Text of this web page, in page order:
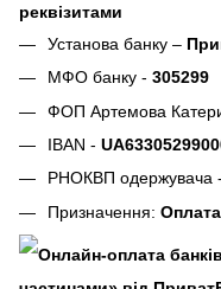
реквізитами
Установа банку –
МФО банку - 305299
ФОП Артемова
IBAN -
РНОКВП одержувача -
Призначення: